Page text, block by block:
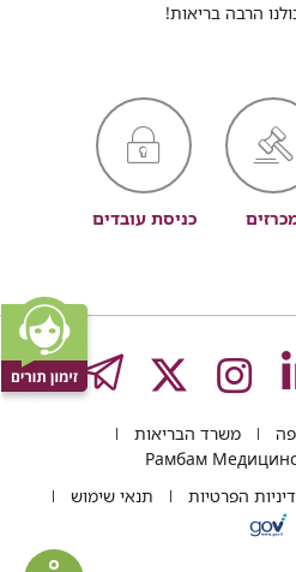
הרבה בריאות!
כניסת עובדים
לעמוד
של
לעמוד
של
משרד הבריאות
Рамбам
הפרטיות תנאי שימוש